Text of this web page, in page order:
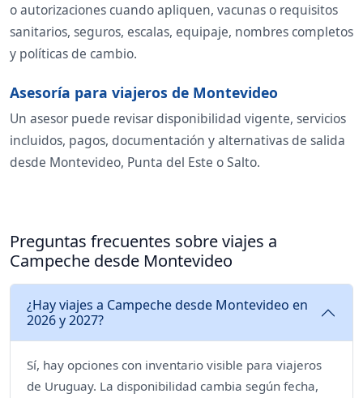
o autorizaciones cuando apliquen, vacunas o requisitos
sanitarios, seguros, escalas, equipaje, nombres completos
y políticas de cambio.
Asesoría para viajeros de Montevideo
Un asesor puede revisar disponibilidad vigente, servicios
incluidos, pagos, documentación y alternativas de salida
desde Montevideo, Punta del Este o Salto.
Preguntas frecuentes sobre viajes a
Campeche desde Montevideo
¿Hay viajes a Campeche desde Montevideo en
2026 y 2027?
Sí, hay opciones con inventario visible para viajeros
de Uruguay. La disponibilidad cambia según fecha,